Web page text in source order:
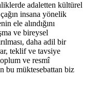
adaletten kültürel
insana yönelik
ele alındığını
ve bireysel
daha adil bir
teklif ve tavsiye
ve resmî
bu müktesebattan biz